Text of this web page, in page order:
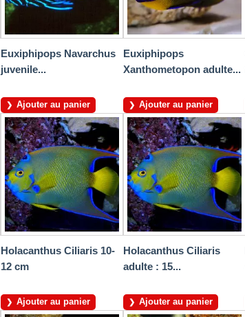
Euxiphipops Navarchus
juvenile...
Ajouter au panier
Euxiphipops
Xanthometopon adulte...
Ajouter au panier
Holacanthus Ciliaris 10-
12 cm
Ajouter au panier
Holacanthus Ciliaris
adulte : 15...
Ajouter au panier